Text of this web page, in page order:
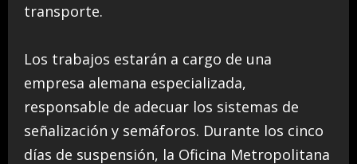
transporte.
Los trabajos estarán a cargo de una
empresa alemana especializada,
responsable de adecuar los sistemas de
señalización y semáforos. Durante los cinco
días de suspensión, la Oficina Metropolitana